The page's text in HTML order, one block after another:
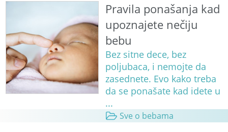
Pravila ponašanja kad
upoznajete nečiju
bebu
Bez sitne dece, bez
poljubaca, i nemojte da
zasednete. Evo kako treba
da se ponašate kad idete u
...
Sve o bebama